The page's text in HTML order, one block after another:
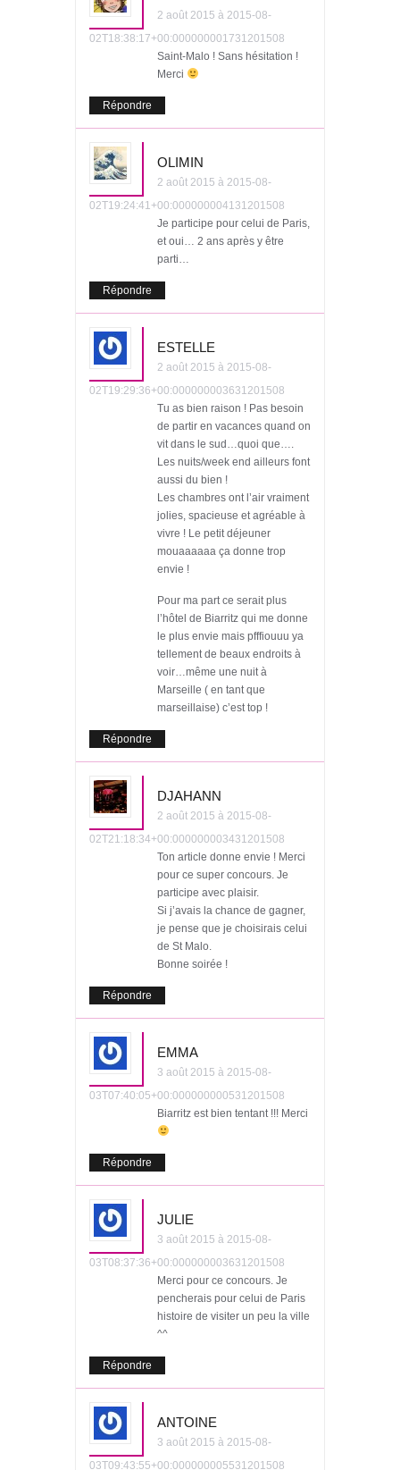
2 août 2015 à 2015-08-
02T18:38:17+00:000000001731201508
Saint-Malo ! Sans hésitation !
Merci
Répondre
OLIMIN
2 août 2015 à 2015-08-
02T19:24:41+00:000000004131201508
Je participe pour celui de Paris,
et oui… 2 ans après y être
parti…
Répondre
ESTELLE
2 août 2015 à 2015-08-
02T19:29:36+00:000000003631201508
Tu as bien raison ! Pas besoin
de partir en vacances quand on
vit dans le sud…quoi que….
Les nuits/week end ailleurs font
aussi du bien !
Les chambres ont l’air vraiment
jolies, spacieuse et agréable à
vivre ! Le petit déjeuner
mouaaaaaa ça donne trop
envie !
Pour ma part ce serait plus
l’hôtel de Biarritz qui me donne
le plus envie mais pfffiouuu ya
tellement de beaux endroits à
voir…même une nuit à
Marseille ( en tant que
marseillaise) c’est top !
Répondre
DJAHANN
2 août 2015 à 2015-08-
02T21:18:34+00:000000003431201508
Ton article donne envie ! Merci
pour ce super concours. Je
participe avec plaisir.
Si j’avais la chance de gagner,
je pense que je choisirais celui
de St Malo.
Bonne soirée !
Répondre
EMMA
3 août 2015 à 2015-08-
03T07:40:05+00:000000000531201508
Biarritz est bien tentant !!! Merci
Répondre
JULIE
3 août 2015 à 2015-08-
03T08:37:36+00:000000003631201508
Merci pour ce concours. Je
pencherais pour celui de Paris
histoire de visiter un peu la ville
^^
Répondre
ANTOINE
3 août 2015 à 2015-08-
03T09:43:55+00:000000005531201508